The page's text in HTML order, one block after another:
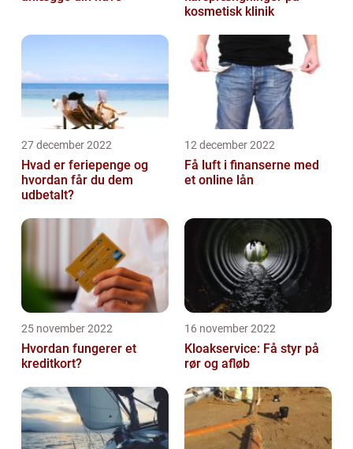
kosmetisk klinik
27 december 2022
Hvad er feriepenge og
hvordan får du dem
udbetalt?
12 december 2022
Få luft i finanserne med
et online lån
25 november 2022
Hvordan fungerer et
kreditkort?
16 november 2022
Kloakservice: Få styr på
rør og afløb